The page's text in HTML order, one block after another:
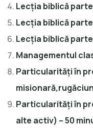
Lecția biblică
Lecția biblică
Lecția biblică
Managementul
Particularități în
Particularități în
alte activ) – 50